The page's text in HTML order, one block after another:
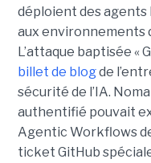
déploient des agents
aux environnements
L’attaque baptisée «
billet de blogde
sécurité de l’IA.
authentifié pouvait
Agentic Workflows
ticket GitHub